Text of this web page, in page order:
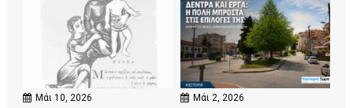
Μάι 10, 2026 Μάι 2, 2026